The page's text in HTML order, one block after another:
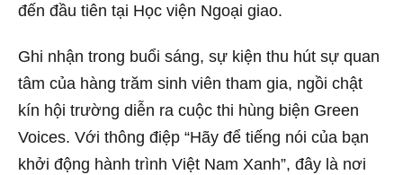
đến đầu tiên tại Học viện Ngoại giao.
Ghi nhận trong buổi sáng, sự kiện thu hút sự quan
tâm của hàng trăm sinh viên tham gia, ngồi chật
kín hội trường diễn ra cuộc thi hùng biện Green
Voices. Với thông điệp “Hãy để tiếng nói của bạn
khởi động hành trình Việt Nam Xanh”, đây là nơi